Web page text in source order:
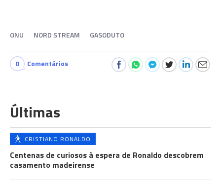
ONU NORD STREAM GASODUTO
0 Comentários
Últimas
CRISTIANO RONALDO
Centenas de curiosos à espera de Ronaldo descobrem
casamento madeirense